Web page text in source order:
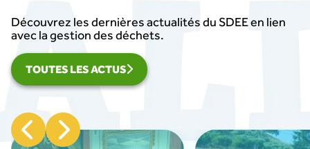
Découvrez les dernières actualités du SDEE en lien
avec la gestion des déchets.
TOUTES LES ACTUS